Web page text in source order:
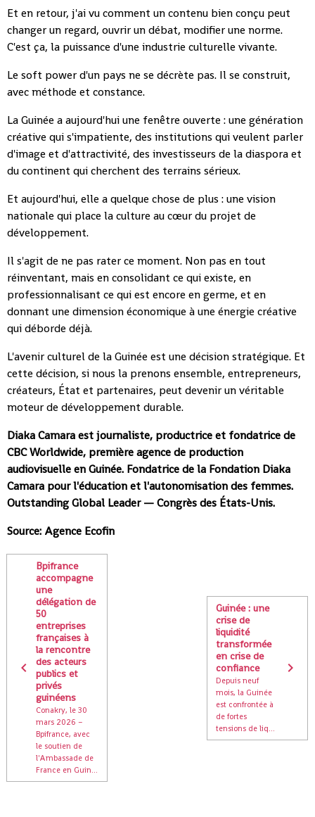
Et en retour, j'ai vu comment un contenu bien conçu peut
changer un regard, ouvrir un débat, modifier une norme.
C'est ça, la puissance d'une industrie culturelle vivante.
Le soft power d'un pays ne se décrète pas. Il se construit,
avec méthode et constance.
La Guinée a aujourd'hui une fenêtre ouverte : une génération
créative qui s'impatiente, des institutions qui veulent parler
d'image et d'attractivité, des investisseurs de la diaspora et
du continent qui cherchent des terrains sérieux.
Et aujourd'hui, elle a quelque chose de plus : une vision
nationale qui place la culture au cœur du projet de
développement.
Il s'agit de ne pas rater ce moment. Non pas en tout
réinventant, mais en consolidant ce qui existe, en
professionnalisant ce qui est encore en germe, et en
donnant une dimension économique à une énergie créative
qui déborde déjà.
L'avenir culturel de la Guinée est une décision stratégique. Et
cette décision, si nous la prenons ensemble, entrepreneurs,
créateurs, État et partenaires, peut devenir un véritable
moteur de développement durable.
Diaka Camara est journaliste, productrice et fondatrice de
CBC Worldwide, première agence de production
audiovisuelle en Guinée. Fondatrice de la Fondation Diaka
Camara pour l'éducation et l'autonomisation des femmes.
Outstanding Global Leader — Congrès des États-Unis.
Source: Agence Ecofin
Bpifrance
accompagne
une
délégation de
50
entreprises
françaises à
la rencontre
des acteurs
publics et
privés
guinéens
Conakry, le 30
mars 2026 –
Bpifrance, avec
le soutien de
l'Ambassade de
France en Guin...
Guinée : une
crise de
liquidité
transformée
en crise de
confiance
Depuis neuf
mois, la Guinée
est confrontée à
de fortes
tensions de liq...